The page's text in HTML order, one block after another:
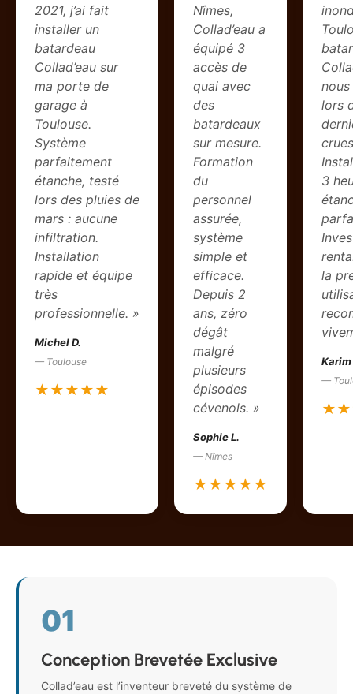
2021, j’ai fait
installer un
batardeau
Collad’eau sur
ma porte de
garage à
Toulouse.
Système
parfaitement
étanche, testé
lors des pluies de
mars : aucune
infiltration.
Installation
rapide et équipe
très
professionnelle. »
Michel D.
— Toulouse
★★★★★
Nîmes,
Collad’eau a
équipé 3
accès de
quai avec
des
batardeaux
sur mesure.
Formation
du
personnel
assurée,
système
simple et
efficace.
Depuis 2
ans, zéro
dégât
malgré
plusieurs
épisodes
cévenols. »
Sophie L.
— Nîmes
★★★★★
nous
lors
3
la
Karim
—
01
Conception Brevetée Exclusive
Collad’eau est l’inventeur breveté du système de